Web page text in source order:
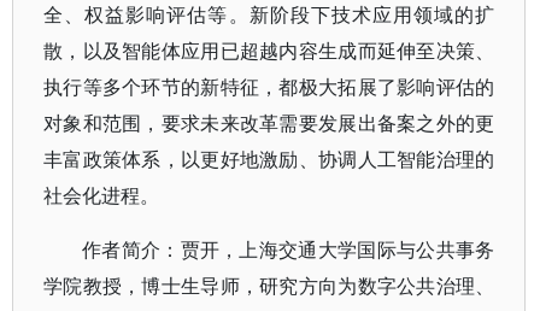
全、权益影响评估等。新阶段下技术应用领域的扩
散，以及智能体应用已超越内容生成而延伸至决策、
执行等多个环节的新特征，都极大拓展了影响评估的
对象和范围，要求未来改革需要发展出备案之外的更
丰富政策体系，以更好地激励、协调人工智能治理的
社会化进程。
作者简介 ：贾开，上海交通大学国际与公共事务
学院教授，博士生导师，研究方向为数字公共治理、